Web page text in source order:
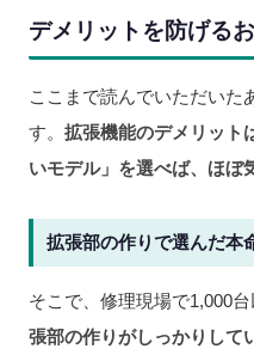
デメリットを防げる
ここまで読んでいただいた
す。 拡張機能のデメリット
いモデル」を選べば、ほぼ
拡張部の作りで選んだ本
そこで、修理現場で1,000
張部の作りがしっかりして